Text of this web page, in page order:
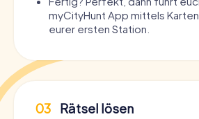
myCityHunt App mittels
eurer ersten Station.
03 Rätsel lösen